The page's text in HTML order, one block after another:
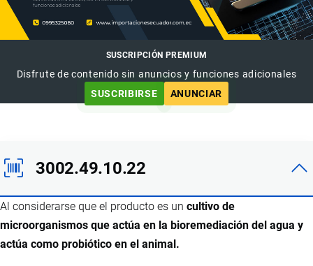
SUSCRIPCIÓN PREMIUM
Disfrute de contenido sin anuncios y funciones adicionales
SUSCRIBIRSE
ANUNCIAR
3002.49.10.22
Al considerarse que el producto es un cultivo de
microorganismos que actúa en la bioremediación del agua y
actúa como probiótico en el animal.